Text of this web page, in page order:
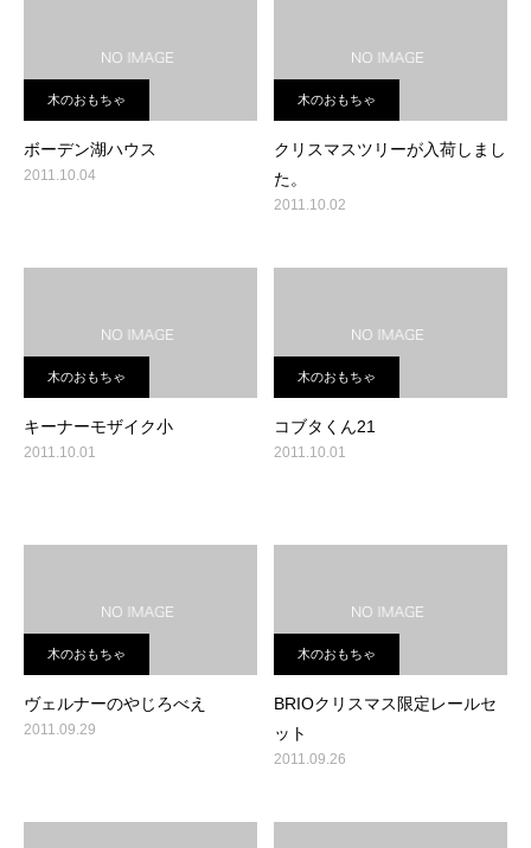
木のおもちゃ
ボーデン湖ハウス
2011.10.04
木のおもちゃ
クリスマスツリーが入荷しまし
た。
2011.10.02
木のおもちゃ
キーナーモザイク小
2011.10.01
木のおもちゃ
コブタくん21
2011.10.01
木のおもちゃ
ヴェルナーのやじろべえ
2011.09.29
木のおもちゃ
BRIOクリスマス限定レールセ
ット
2011.09.26